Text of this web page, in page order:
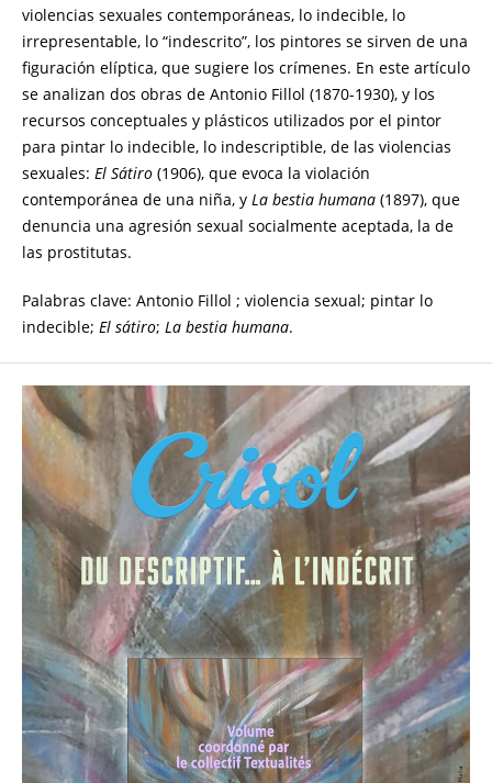
violencias sexuales contemporáneas, lo indecible, lo
irrepresentable, lo “indescrito”, los pintores se sirven de una
figuración elíptica, que sugiere los crímenes. En este artículo
se analizan dos obras de Antonio Fillol (1870-1930), y los
recursos conceptuales y plásticos utilizados por el pintor
para pintar lo indecible, lo indescriptible, de las violencias
sexuales: El Sátiro(1906), que evoca la violación
contemporánea de una niña, y La bestia humana(1897), que
denuncia una agresión sexual socialmente aceptada, la de
las prostitutas.
Palabras clave: Antonio Fillol ; violencia sexual; pintar lo
indecible; El sátiro; La bestia humana.